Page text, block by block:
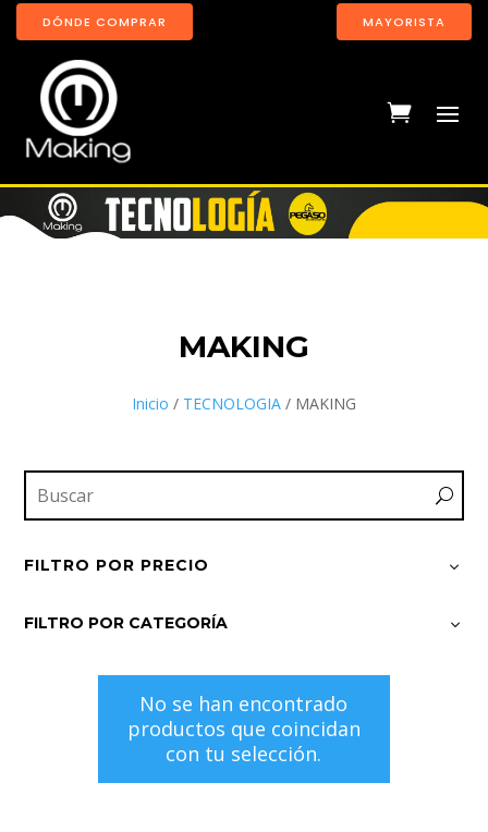
DÓNDE COMPRAR MAYORISTA
MAKING
Inicio / TECNOLOGIA/ MAKING
FILTRO POR PRECIO
FILTRO POR CATEGORÍA
No se han encontrado
productos que coincidan
con tu selección.